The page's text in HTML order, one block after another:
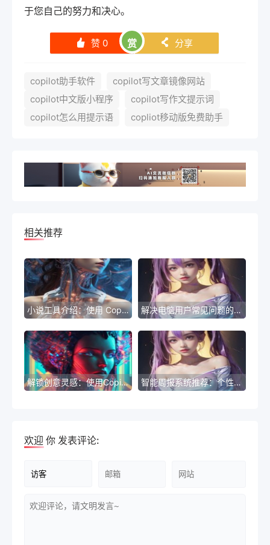
于您自己的努力和决心。
󰄼 赞 0 赏 󰄯 分享
copilot助手软件
copilot写文章镜像网站
copilot中文版小程序
copilot写作文提示词
copilot怎么用提示语
copliot移动版免费助手
相关推荐
小说工具介绍：使用 Copilot 提高写作效率 解决电脑用户常见问题的实用技巧
解锁创意灵感：使用Copilot API打造创新标题 智能周报系统推荐：个性化、高效、一键生成
欢迎 你 发表评论: